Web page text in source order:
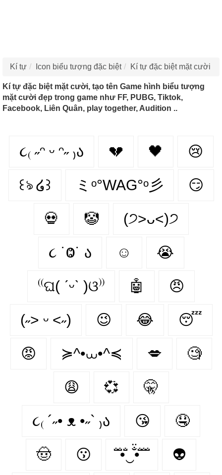
Kí tự Icon biểu tượng đặc biệt Kí tự đặc biệt mặt cười
Kí tự đặc biệt mặt cười, tạo tên Game hình biểu tượng
mặt cười đẹp trong game như FF, PUBG, Tiktok,
Facebook, Liên Quân, play together, Audition ..
૮₍ ˶ᵔ ᵕ ᵔ˶ ₎ა 💔 🖤 😢
꒰ঌ ໒꒱ ミᵒ°WAG°ᵒ彡 😏
💀 🤡 (੭˃ᴗ˂)੭
૮ ˙Ⱉ˙ ა ☺ 😭
⁽⁽ଘ( ˊᵕˋ )ଓ⁾⁾ 🤖 😠
(˶˃ ᵕ ˂˶) 😉 😂 😴
😡 ≽^•⩊•^≼ 💋 🧐
😩 💞 🤫
૮₍ ´˶• ᴥ •˶` ₎ა 😘 🤤
🤠 😗 ̐̈ ̐̈•̐̈‿̐̈•̐̈ ̐̈ ̐̈ 👽